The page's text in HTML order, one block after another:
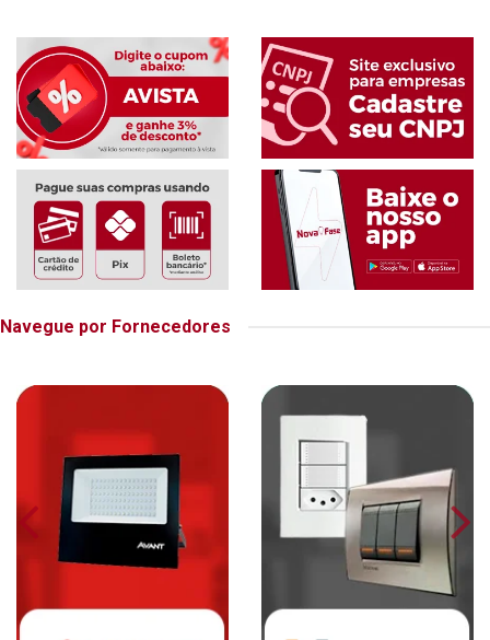
Navegue por Fornecedores